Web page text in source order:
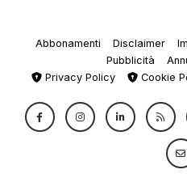
Abbonamenti Disclaimer
Pubblicità
Privacy Policy
Cookie